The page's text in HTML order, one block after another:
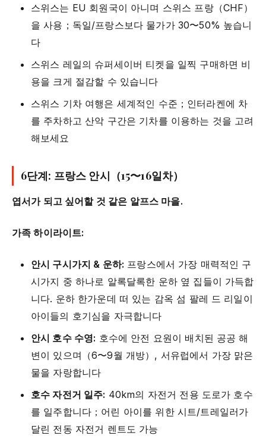
스위스는 EU 회원국이 아니며 스위스 프랑（CHF）
을 사용；독일/프랑스보다 물가가 30〜50% 높습니
다
스위스 레일의 슈퍼세이버 티켓을 일찍 구매하면 비
용을 크게 절감할 수 있습니다
스위스 기차 여행은 세계적인 수준；인터라켄에 차
를 주차하고 산악 구간은 기차를 이용하는 것을 고려
해보세요
6단계: 프랑스 안시（15〜16일차）
엽서가 되고 싶어할 것 같은 알프스 마을.
가족 하이라이트:
안시 구시가지 & 운하: 프랑스에서 가장 매력적인 구
시가지 중 하나로 알록달록한 운하 옆 집들이 가득합
니다. 운하 한가운데 떠 있는 감옥 섬 팔레 드 리일이
아이들의 호기심을 자극합니다
안시 호수 수영: 호수에 안전 요원이 배치된 공공 해
변이 있으며（6〜9월 개방）, 서유럽에서 가장 맑은
물을 자랑합니다
호수 자전거 일주: 40km의 자전거 전용 도로가 호수
를 일주합니다；어린 아이를 위한 시트/트레일러가
달린 전동 자전거 렌트도 가능